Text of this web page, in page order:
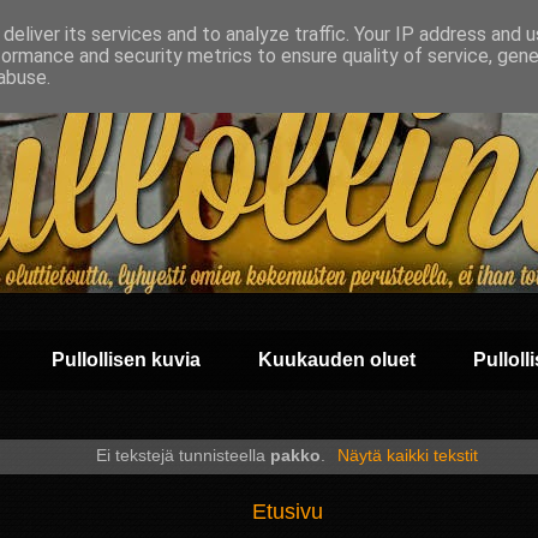
Pullollisen kuvia Kuukauden oluet
Ei tekstejä tunnisteella pakko. Näytä kaikki tekstit
Etusivu
its services and to analyze traffic. Your IP address and
and security metrics to ensure quality of service,